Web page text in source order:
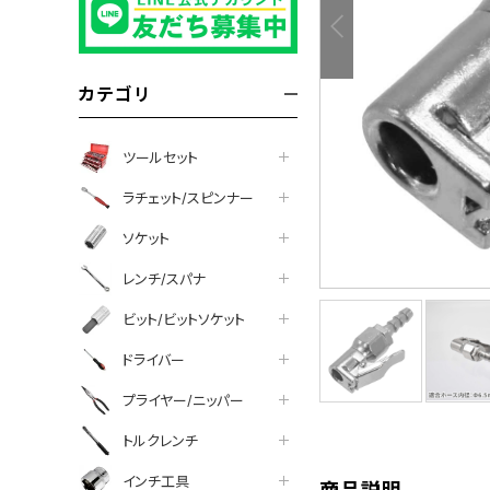
カテゴリ
ツールセット
ラチェット/スピンナー
ソケット
レンチ/スパナ
ビット/ビットソケット
ドライバー
プライヤー/ニッパー
トルクレンチ
インチ工具
facebook
line